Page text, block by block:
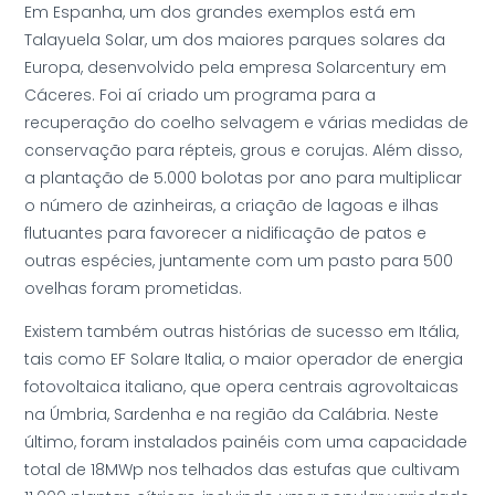
Em Espanha, um dos grandes exemplos está em
Talayuela Solar, um dos maiores parques solares da
Europa, desenvolvido pela empresa Solarcentury em
Cáceres. Foi aí criado um programa para a
recuperação do coelho selvagem e várias medidas de
conservação para répteis, grous e corujas. Além disso,
a plantação de 5.000 bolotas por ano para multiplicar
o número de azinheiras, a criação de lagoas e ilhas
flutuantes para favorecer a nidificação de patos e
outras espécies, juntamente com um pasto para 500
ovelhas foram prometidas.
Existem também outras histórias de sucesso em Itália,
tais como EF Solare Italia, o maior operador de energia
fotovoltaica italiano, que opera centrais agrovoltaicas
na Úmbria, Sardenha e na região da Calábria. Neste
último, foram instalados painéis com uma capacidade
total de 18MWp nos telhados das estufas que cultivam